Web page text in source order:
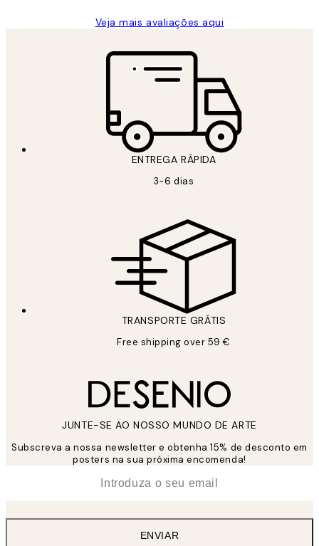
Veja mais avaliações aqui
ENTREGA RÁPIDA
3-6 dias
TRANSPORTE GRÁTIS
Free shipping over 59 €
JUNTE-SE AO NOSSO MUNDO DE ARTE
Subscreva a nossa newsletter e obtenha 15% de desconto em
posters na sua próxima encomenda!
ENVIAR